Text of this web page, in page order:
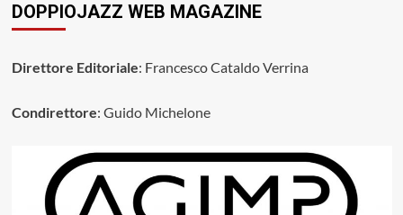
DOPPIOJAZZ WEB MAGAZINE
Direttore Editoriale: Francesco Cataldo Verrina
Condirettore: Guido Michelone